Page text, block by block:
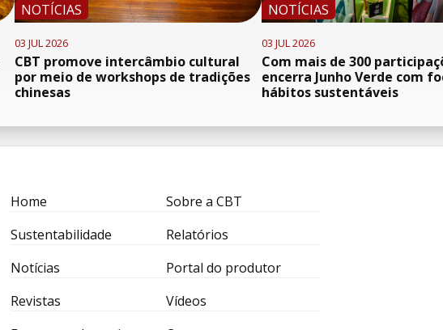
NOTÍCIAS
03 JUL 2026
CBT promove intercâmbio cultural
por meio de workshops de tradições
chinesas
NOTÍCIAS
03 JUL 2026
Com mais de 300
encerra Junho Verde com
hábitos sustentáveis
Home
Sobre a CBT
Sustentabilidade
Relatórios
Notícias
Portal do produtor
Revistas
Vídeos